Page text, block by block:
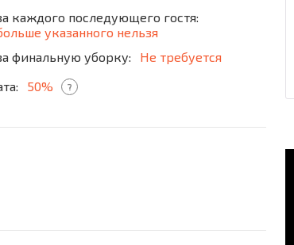
каждого последующего гостя:
указанного нельзя
финальную уборку:
Не требуется
50% ?